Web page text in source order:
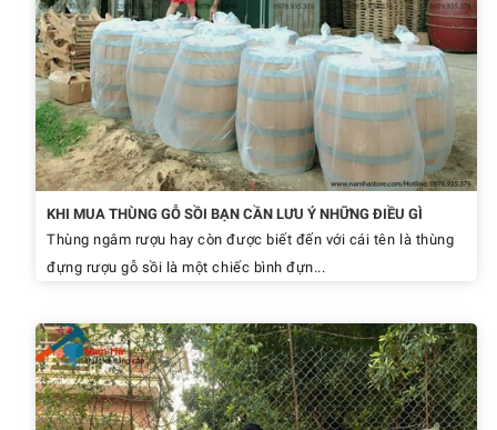
KHI MUA THÙNG GỖ SỒI BẠN CẦN LƯU Ý NHỮNG ĐIỀU GÌ
Thùng ngâm rượu hay còn được biết đến với cái tên là thùng
đựng rượu gỗ sồi là một chiếc bình đựn...